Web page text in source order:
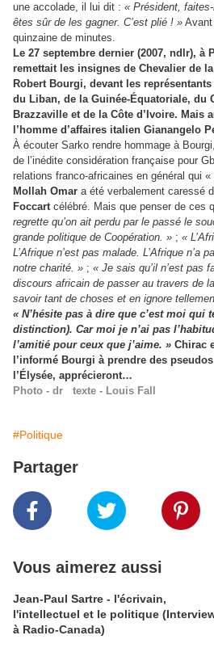
une accolade, il lui dit : « Président,
êtes sûr de les gagner. C’est plié ! »
quinzaine de minutes.
Le 27 septembre dernier (2007, ndlr), à
remettait les insignes de Chevalier de
Robert Bourgi, devant les
du Liban, de la Guinée-Équatoriale, du
Brazzaville et de la Côte d’Ivoire. Mais
l’homme d’affaires italien Gianangelo
À écouter Sarko rendre hommage à
de l’inédite considération française pour
relations franco-africaines en général qui
Mollah Omar a été verbalement caressé
Foccartcélébré. Mais que penser de ces
regrette qu’on ait perdu par le passé le
grande politique de Coopération. » ; «
L’Afrique n’est pas malade. L’Afrique n’a
notre charité. » ; « Je sais qu’il n’est pas
discours africain de passer au travers de
savoir tant de choses et en ignore
« N’hésite pas à dire que c’est moi qui
distinction). Car moi je n’ai pas
l’amitié pour ceux que j’aime. » Chirac
l’informé Bourgi à prendre des
l’Élysée, apprécieront…
Photo - dr texte - Louis Fall
#Politique
Partager
Vous aimerez aussi
Jean-Paul Sartre - l'écrivain,
l'intellectuel et le politique
à Radio-Canada)